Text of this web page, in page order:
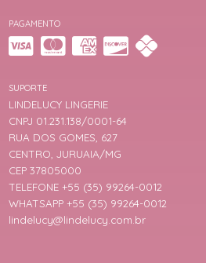
PAGAMENTO
SUPORTE
LINDELUCY LINGERIE
CNPJ 01.231.138/0001-64
RUA DOS GOMES, 627
CENTRO, JURUAIA/MG
CEP 37805000
TELEFONE +55 (35) 99264-0012
WHATSAPP +55 (35) 99264-0012
lindelucy@lindelucy.com.br